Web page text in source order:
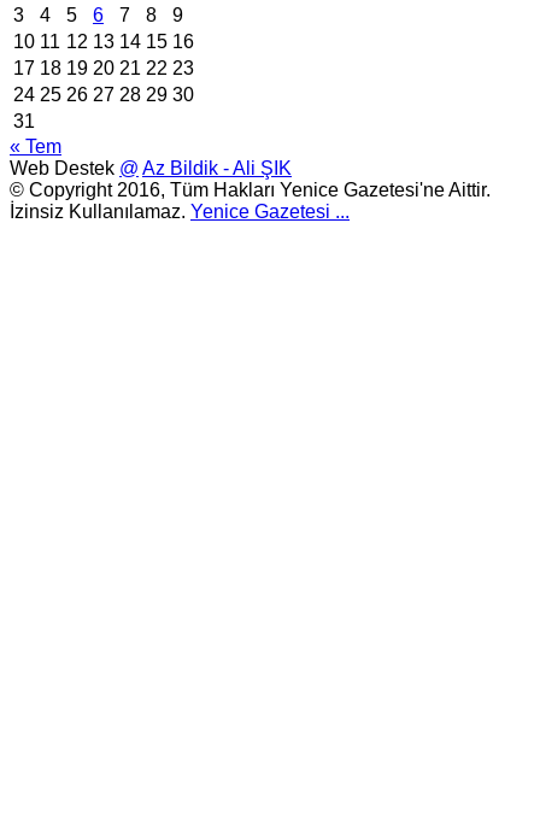
3
4 5 6 7 8
9
10 11 12 13 14 15 16
17 18 19 20 21 22 23
24 25 26 27 28 29 30
31
« Tem
Web Destek @ Az Bildik - Ali ŞIK
© Copyright 2016, Tüm Hakları Yenice Gazetesi'ne Aittir.
İzinsiz Kullanılamaz. Yenice Gazetesi ...